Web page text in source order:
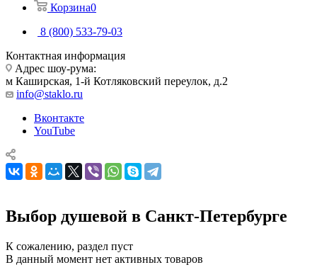
Корзина0
8 (800) 533-79-03
Контактная информация
Адрес шоу-рума:
м Каширская, 1-й Котляковский переулок, д.2
info@staklo.ru
Вконтакте
YouTube
Выбор душевой в Санкт-Петербурге
К сожалению, раздел пуст
В данный момент нет активных товаров